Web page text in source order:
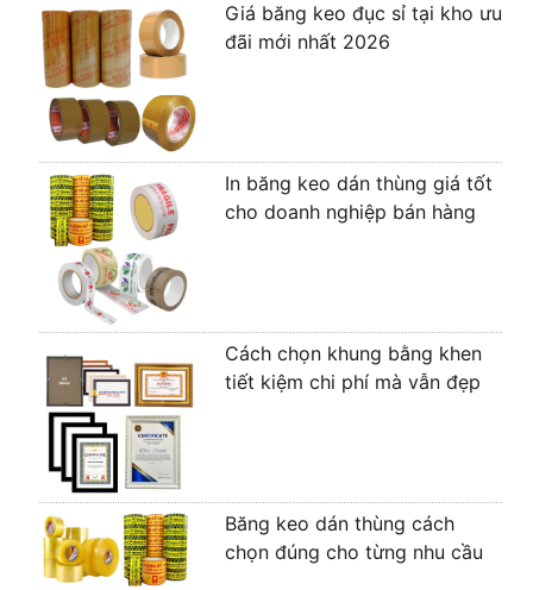
Giá băng keo đục sỉ tại kho ưu
đãi mới nhất 2026
In băng keo dán thùng giá tốt
cho doanh nghiệp bán hàng
Cách chọn khung bằng khen
tiết kiệm chi phí mà vẫn đẹp
Băng keo dán thùng cách
chọn đúng cho từng nhu cầu